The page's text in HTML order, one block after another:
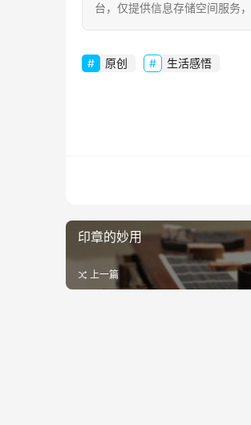
台，仅提供信息存储空间服务
原创 生活感悟
印章的妙用
上一篇